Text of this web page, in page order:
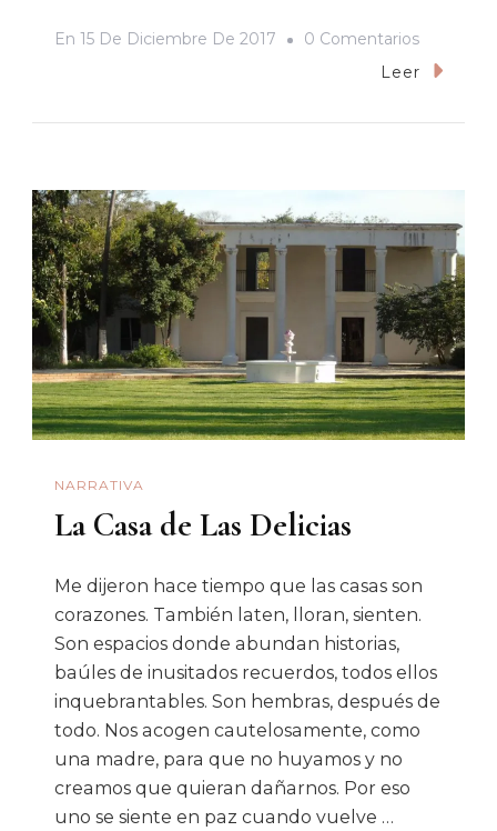
En 15 De Diciembre De 2017 0 ComentariosEn
«Star
Los
Últimos
Serán
Los
Primeros
Leer
NARRATIVA
La Casa de Las Delicias
Me dijeron hace tiempo que las casas son
corazones. También laten, lloran, sienten.
Son espacios donde abundan historias,
baúles de inusitados recuerdos, todos ellos
inquebrantables. Son hembras, después de
todo. Nos acogen cautelosamente, como
una madre, para que no huyamos y no
creamos que quieran dañarnos. Por eso
uno se siente en paz cuando vuelve …